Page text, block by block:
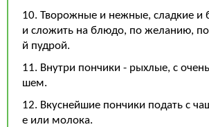
10. Творожные и нежные, сладкие и
и сложить на блюдо, по желанию,
й пудрой.
11. Внутри пончики - рыхлые, с
шем.
12. Вкуснейшие пончики подать с
е или молока.